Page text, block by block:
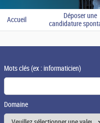
Accueil
Déposer une
candidature
Mots clés(ex : informaticien)
Domaine